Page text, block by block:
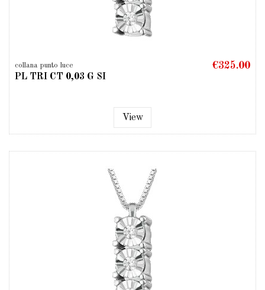
collana punto luce
PL TRI CT 0,03 G SI
€325.00
View